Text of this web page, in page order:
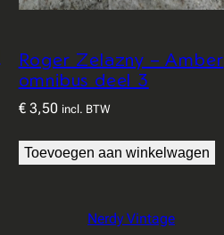
Roger Zelazny – Amber
omnibus deel 3
€3,50 incl. BTW
Toevoegen aan winkelwagen
Nerdy Vintage